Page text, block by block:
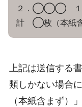
２．◯◯◯ １
計 ◯枚（本紙含
上記は送信する
類しかない場合
（本紙含まず）